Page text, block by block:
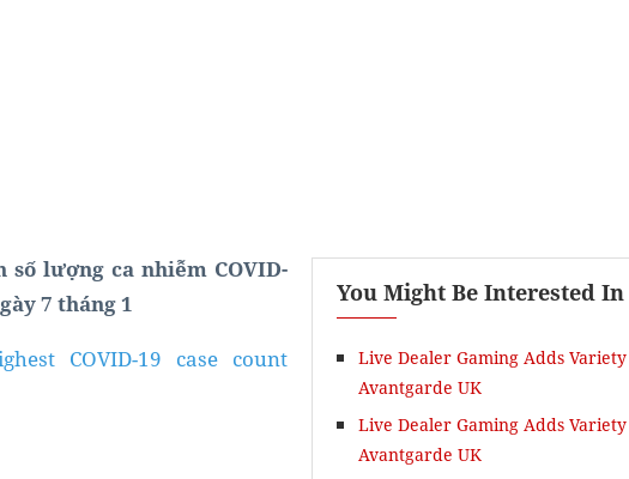
You Might Be Interested In
Live Dealer Gaming Adds
Avantgarde UK
Live Dealer Gaming Adds
Avantgarde UK
số lượng ca nhiễm COVID-
7 tháng 1
COVID-19 case count